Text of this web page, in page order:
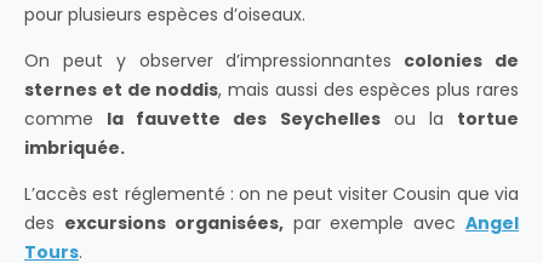
pour plusieurs espèces d’oiseaux.
On peut y observer d’impressionnantes colonies de
sternes et de noddis, mais aussi des espèces plus rares
comme la fauvette des Seychellesou la tortue
imbriquée.
L’accès est réglementé : on ne peut visiter Cousin que via
des excursions organisées,par exemple avecAngel
Tours.